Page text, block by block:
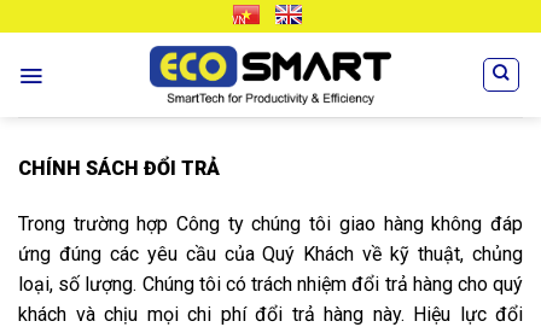
content
VN EN
CHÍNH SÁCH ĐỔI TRẢ
Trong trường hợp Công ty chúng tôi giao hàng không đáp
ứng đúng các yêu cầu của Quý Khách về kỹ thuật, chủng
loại, số lượng. Chúng tôi có trách nhiệm đổi trả hàng cho quý
khách và chịu mọi chi phí đổi trả hàng này. Hiệu lực đổi